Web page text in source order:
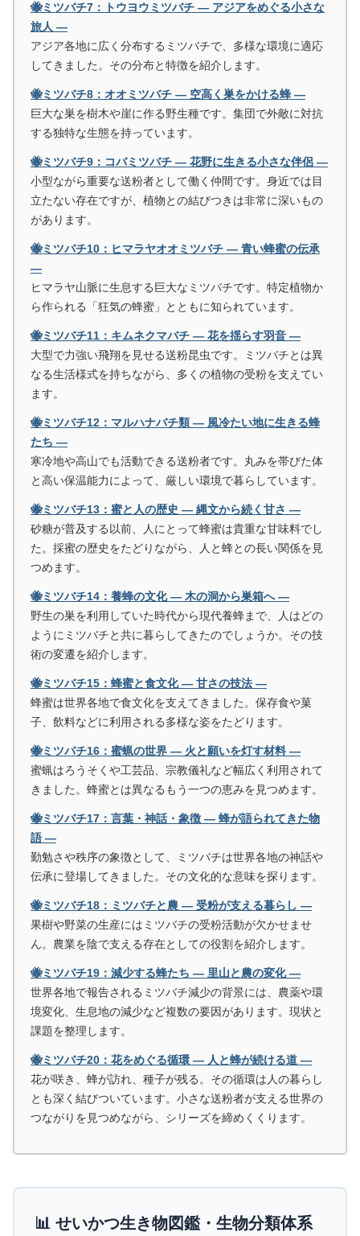
🐝ミツバチ7：トウヨウミツバチ ― アジアをめぐる小さな
旅人 ―
アジア各地に広く分布するミツバチで、多様な環境に適応
してきました。その分布と特徴を紹介します。
🐝ミツバチ8：オオミツバチ ― 空高く巣をかける蜂 ―
巨大な巣を樹木や崖に作る野生種です。集団で外敵に対抗
する独特な生態を持っています。
🐝ミツバチ9：コバミツバチ ― 花野に生きる小さな伴侶 ―
小型ながら重要な送粉者として働く仲間です。身近では目
立たない存在ですが、植物との結びつきは非常に深いもの
があります。
🐝ミツバチ10：ヒマラヤオオミツバチ ― 青い蜂蜜の伝承
―
ヒマラヤ山脈に生息する巨大なミツバチです。特定植物か
ら作られる「狂気の蜂蜜」とともに知られています。
🐝ミツバチ11：キムネクマバチ ― 花を揺らす羽音 ―
大型で力強い飛翔を見せる送粉昆虫です。ミツバチとは異
なる生活様式を持ちながら、多くの植物の受粉を支えてい
ます。
🐝ミツバチ12：マルハナバチ類 ― 風冷たい地に生きる蜂
たち ―
寒冷地や高山でも活動できる送粉者です。丸みを帯びた体
と高い保温能力によって、厳しい環境で暮らしています。
🐝ミツバチ13：蜜と人の歴史 ― 縄文から続く甘さ ―
砂糖が普及する以前、人にとって蜂蜜は貴重な甘味料でし
た。採蜜の歴史をたどりながら、人と蜂との長い関係を見
つめます。
🐝ミツバチ14：養蜂の文化 ― 木の洞から巣箱へ ―
野生の巣を利用していた時代から現代養蜂まで、人はどの
ようにミツバチと共に暮らしてきたのでしょうか。その技
術の変遷を紹介します。
🐝ミツバチ15：蜂蜜と食文化 ― 甘さの技法 ―
蜂蜜は世界各地で食文化を支えてきました。保存食や菓
子、飲料などに利用される多様な姿をたどります。
🐝ミツバチ16：蜜蝋の世界 ― 火と願いを灯す材料 ―
蜜蝋はろうそくや工芸品、宗教儀礼など幅広く利用されて
きました。蜂蜜とは異なるもう一つの恵みを見つめます。
🐝ミツバチ17：言葉・神話・象徴 ― 蜂が語られてきた物
語 ―
勤勉さや秩序の象徴として、ミツバチは世界各地の神話や
伝承に登場してきました。その文化的な意味を探ります。
🐝ミツバチ18：ミツバチと農 ― 受粉が支える暮らし ―
果樹や野菜の生産にはミツバチの受粉活動が欠かせませ
ん。農業を陰で支える存在としての役割を紹介します。
🐝ミツバチ19：減少する蜂たち ― 里山と農の変化 ―
世界各地で報告されるミツバチ減少の背景には、農薬や環
境変化、生息地の減少など複数の要因があります。現状と
課題を整理します。
🐝ミツバチ20：花をめぐる循環 ― 人と蜂が続ける道 ―
花が咲き、蜂が訪れ、種子が残る。その循環は人の暮らし
とも深く結びついています。小さな送粉者が支える世界の
つながりを見つめながら、シリーズを締めくくります。
📊 せいかつ生き物図鑑・生物分類体系